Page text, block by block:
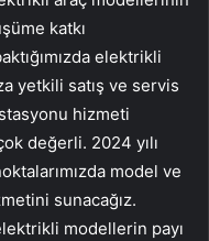
katkı
elektrikli
yetkili satış ve servis
hizmeti
değerli. 2024 yılı
model ve
sunacağız.
modellerin payı